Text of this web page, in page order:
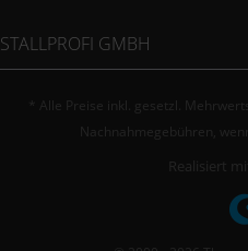
STALLPROFI GMBH
* Alle Preise inkl. gesetzl.
Nachnahmegebühren,
Realisiert